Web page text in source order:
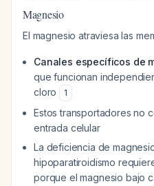
Magnesio
El magnesio atraviesa las
Canales específicos de
que funcionan
cloro
1
Estos transportadores no
entrada celular
La deficiencia de
hipoparatiroidismo
porque el magnesio bajo